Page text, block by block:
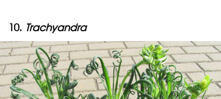
10. Trachyandra